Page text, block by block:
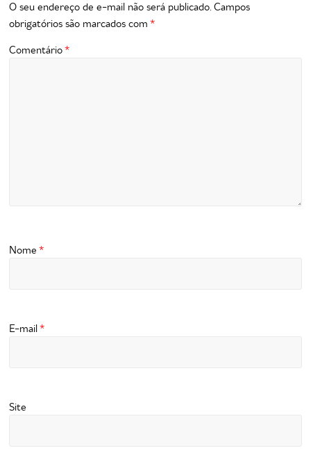
O seu endereço de e-mail não será publicado. Campos
obrigatórios são marcados com*
Comentário*
Nome*
E-mail*
Site